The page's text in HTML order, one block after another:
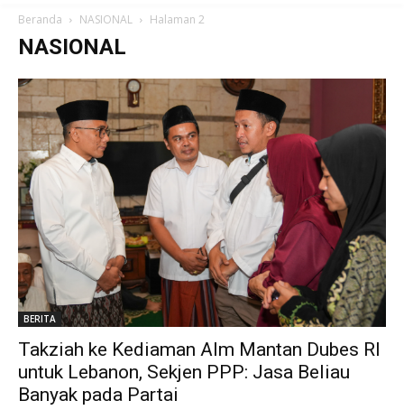
Beranda NASIONAL Halaman 2
NASIONAL
BERITA
Takziah ke Kediaman Alm Mantan Dubes RI
untuk Lebanon, Sekjen PPP: Jasa Beliau
Banyak pada Partai